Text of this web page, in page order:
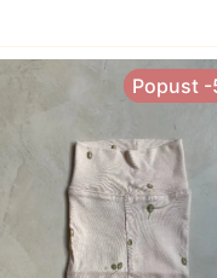
Popust -
Popust -